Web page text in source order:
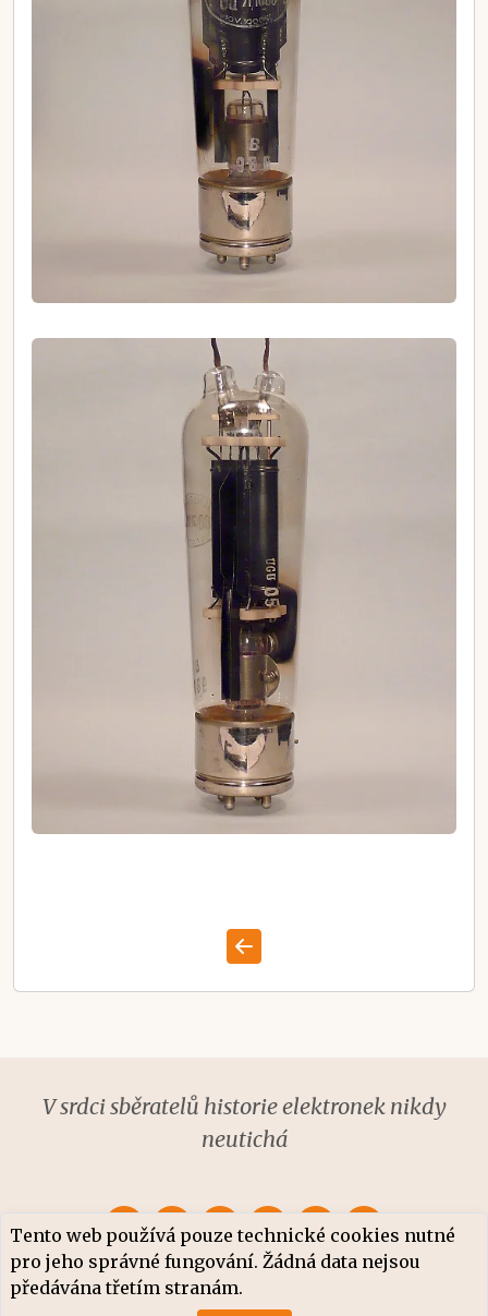
V srdci sběratelů historie elektronek nikdy
neutichá
Tento web používá pouze technické cookies nutné
pro jeho správné fungování. Žádná data nejsou
předávána třetím stranám.